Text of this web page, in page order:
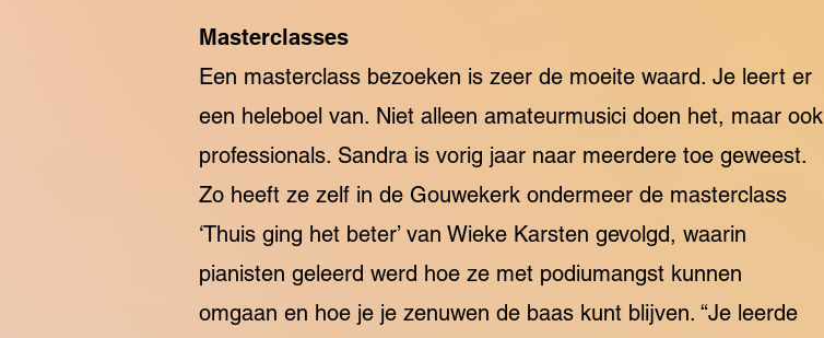
Masterclasses
Een masterclass bezoeken is zeer de moeite waard. Je leert er
een heleboel van. Niet alleen amateurmusici doen het, maar ook
professionals. Sandra is vorig jaar naar meerdere toe geweest.
Zo heeft ze zelf in de Gouwekerk ondermeer de masterclass
‘Thuis ging het beter’ van Wieke Karsten gevolgd, waarin
pianisten geleerd werd hoe ze met podiumangst kunnen
omgaan en hoe je je zenuwen de baas kunt blijven. “Je leerde